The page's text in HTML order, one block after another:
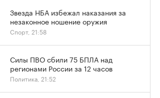
Звезда НБА избежал наказания за
незаконное ношение оружия
Спорт, 21:58
Силы ПВО сбили 75 БПЛА над
регионами России за 12 часов
Политика, 21:52